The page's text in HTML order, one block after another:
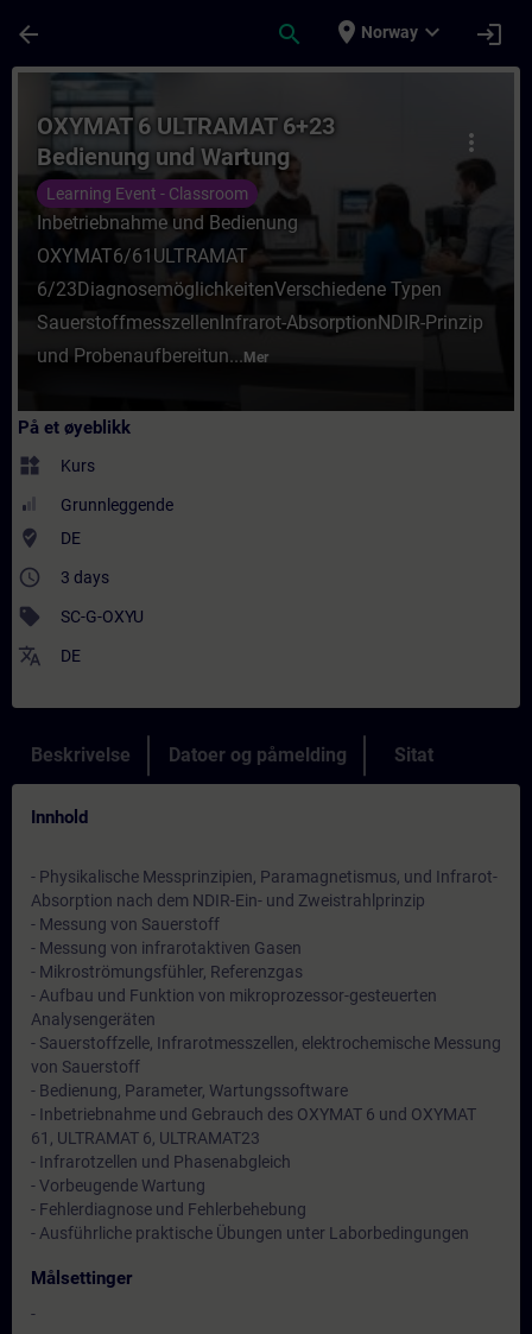
arrow_back search place Norway expand_more login
Kurs - OXYMAT 6 ULTRAMAT 6+23
more_vert
OXYMAT 6 ULTRAMAT 6+23
Bedienung und Wartung
Learning Event - Classroom
Inbetriebnahme und Bedienung
OXYMAT6/61ULTRAMAT
6/23DiagnosemöglichkeitenVerschiedene Typen
SauerstoffmesszellenInfrarot-AbsorptionNDIR-Prinzip
und Probenaufbereitun... Mer
På et øyeblikk
widgets Kurs
Grunnleggende
where_to_vote DE
access_time 3 days
sell SC-G-OXYU
translate DE
Beskrivelse Datoer og påmelding Sitat
Innhold
- Physikalische Messprinzipien, Paramagnetismus, und Infrarot-
Absorption nach dem NDIR-Ein- und Zweistrahlprinzip
- Messung von Sauerstoff
- Messung von infrarotaktiven Gasen
- Mikroströmungsfühler, Referenzgas
- Aufbau und Funktion von mikroprozessor-gesteuerten
Analysengeräten
- Sauerstoffzelle, Infrarotmesszellen, elektrochemische Messung
von Sauerstoff
- Bedienung, Parameter, Wartungssoftware
- Inbetriebnahme und Gebrauch des OXYMAT 6 und OXYMAT
61, ULTRAMAT 6, ULTRAMAT23
- Infrarotzellen und Phasenabgleich
- Vorbeugende Wartung
- Fehlerdiagnose und Fehlerbehebung
- Ausführliche praktische Übungen unter Laborbedingungen
Målsettinger
-